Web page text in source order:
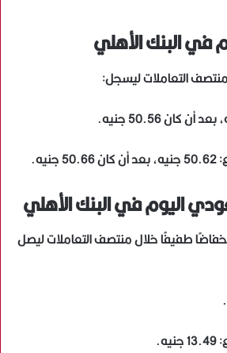
في البنك الأهلي
التعاملات ليسجل:
اليوم في البنك الأهلي
طفيفًا خلال منتصف التعاملات ليصل